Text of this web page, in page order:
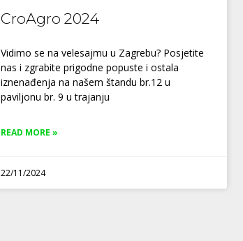
CroAgro 2024
Vidimo se na velesajmu u Zagrebu? Posjetite
nas i zgrabite prigodne popuste i ostala
iznenađenja na našem štandu br.12 u
paviljonu br. 9 u trajanju
READ MORE »
22/11/2024